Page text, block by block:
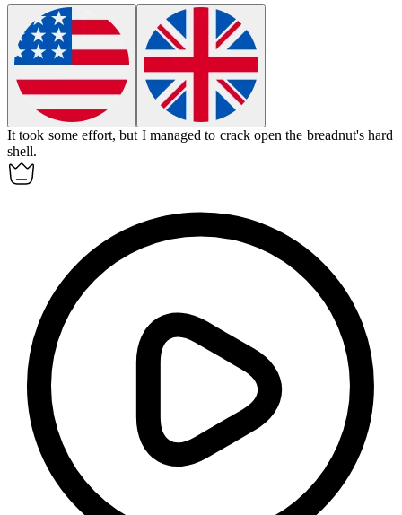
It took some effort, but I managed to crack open the breadnut's hard
shell.